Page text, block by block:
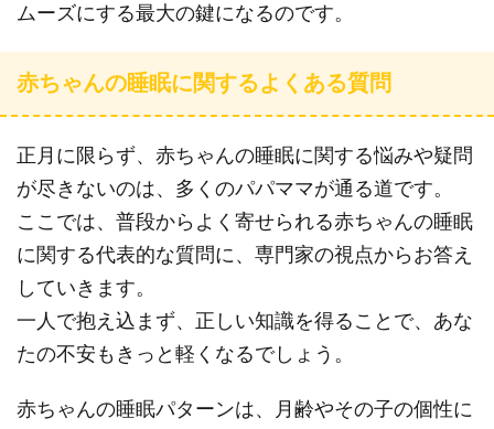
ムーズにする最大の鍵になるのです。
赤ちゃんの睡眠に関するよくある質問
正月に限らず、赤ちゃんの睡眠に関する悩みや疑問
が尽きないのは、多くのパパママが通る道です。
ここでは、普段からよく寄せられる赤ちゃんの睡眠
に関する代表的な質問に、専門家の視点からお答え
していきます。
一人で抱え込まず、正しい知識を得ることで、あな
たの不安もきっと軽くなるでしょう。
赤ちゃんの睡眠パターンは、月齢やその子の個性に